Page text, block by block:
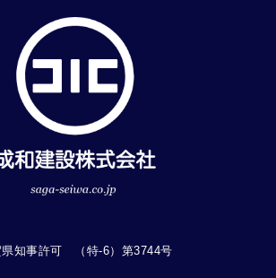
県知事許可 （特-6）第3744号